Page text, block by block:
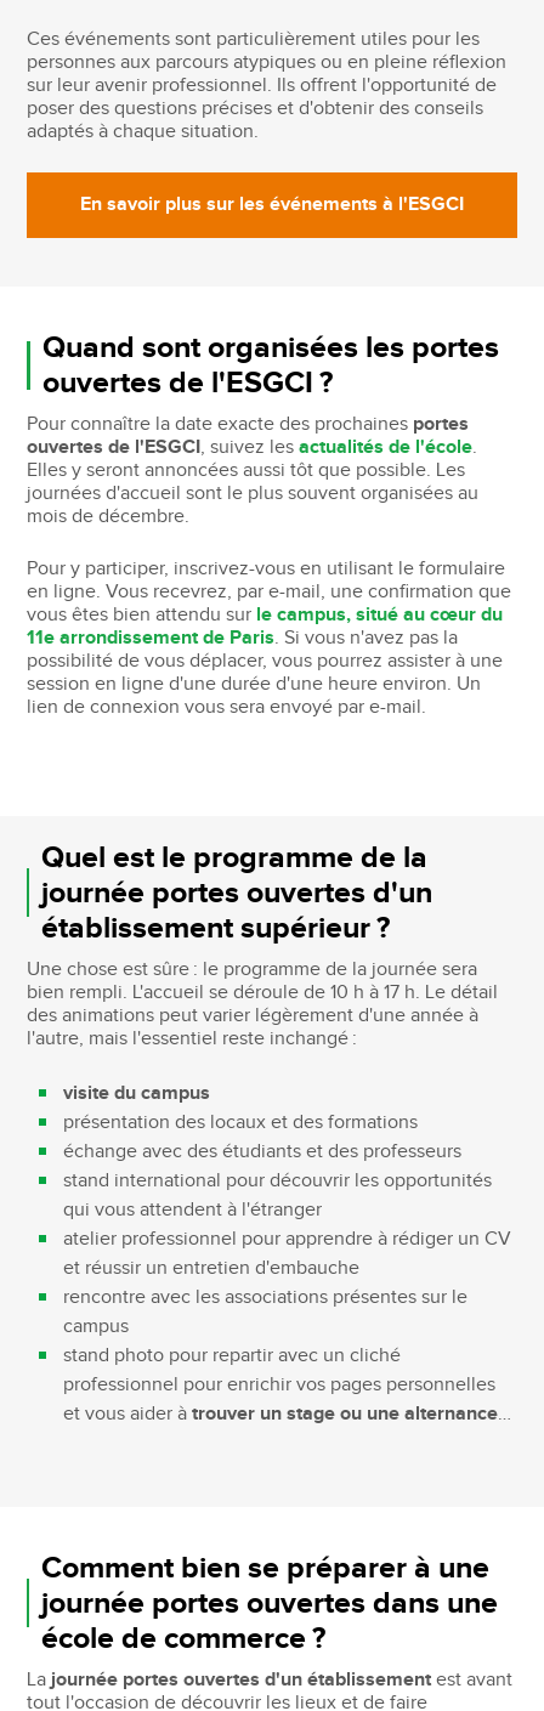
Ces événements sont particulièrement utiles pour les
personnes aux parcours atypiques ou en pleine réflexion
sur leur avenir professionnel. Ils offrent l'opportunité de
poser des questions précises et d'obtenir des conseils
adaptés à chaque situation.
En savoir plus sur les événements à l'ESGCI
Quand sont organisées les portes
ouvertes de l'ESGCI ?
Pour connaître la date exacte des prochaines portes
ouvertes de l'ESGCI, suivez lesactualités de l'école.
Elles y seront annoncées aussi tôt que possible. Les
journées d'accueil sont le plus souvent organisées au
mois de décembre.
Pour y participer, inscrivez-vous en utilisant le formulaire
en ligne. Vous recevrez, par e-mail, une confirmation que
vous êtes bien attendu sur le campus, situé au cœur du
11e arrondissement de Paris. Si vous n'avez pas la
possibilité de vous déplacer, vous pourrez assister à une
session en ligne d'une durée d'une heure environ. Un
lien de connexion vous sera envoyé par e-mail.
Quel est le programme de la
journée portes ouvertes d'un
établissement supérieur ?
Une chose est sûre : le programme de la journée sera
bien rempli. L'accueil se déroule de 10 h à 17 h. Le détail
des animations peut varier légèrement d'une année à
l'autre, mais l'essentiel reste inchangé :
visite du campus
présentation des locaux et des formations
échange avec des étudiants et des professeurs
stand international pour découvrir les opportunités
qui vous attendent à l'étranger
atelier professionnel pour apprendre à rédiger un CV
et réussir un entretien d'embauche
rencontre avec les associations présentes sur le
campus
stand photo pour repartir avec un cliché
professionnel pour enrichir vos pages personnelles
et vous aider àtrouver un stage ou une alternance…
Comment bien se préparer à une
journée portes ouvertes dans une
école de commerce ?
Lajournée portes ouvertes d'un établissement est avant
tout l'occasion de découvrir les lieux et de faire